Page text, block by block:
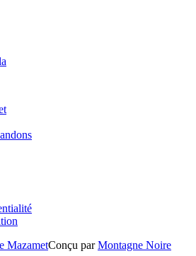
MazametConçu parMontagne Noire